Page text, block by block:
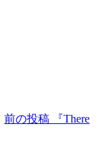
前の投稿
『There